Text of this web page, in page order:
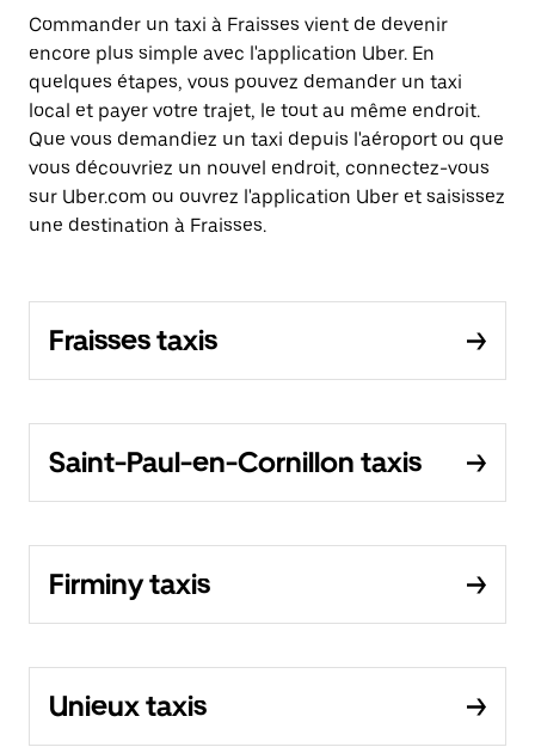
Commander un taxi à Fraisses vient de devenir
encore plus simple avec l'application Uber. En
quelques étapes, vous pouvez demander un taxi
local et payer votre trajet, le tout au même endroit.
Que vous demandiez un taxi depuis l'aéroport ou que
vous découvriez un nouvel endroit, connectez-vous
sur Uber.com ou ouvrez l'application Uber et saisissez
une destination à Fraisses.
Fraisses taxis
Saint-Paul-en-Cornillon taxis
Firminy taxis
Unieux taxis